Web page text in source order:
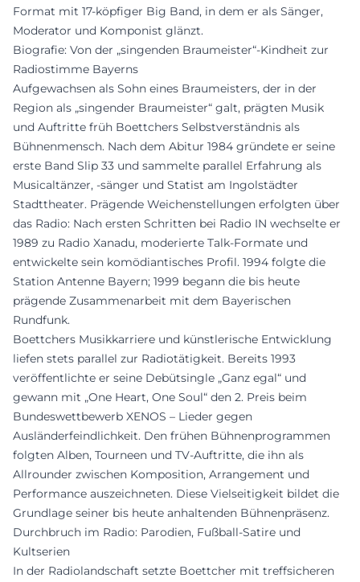
Format mit 17-köpfiger Big Band, in dem er als Sänger,
Moderator und Komponist glänzt.
Biografie: Von der „singenden Braumeister“-Kindheit zur
Radiostimme Bayerns
Aufgewachsen als Sohn eines Braumeisters, der in der
Region als „singender Braumeister“ galt, prägten Musik
und Auftritte früh Boettchers Selbstverständnis als
Bühnenmensch. Nach dem Abitur 1984 gründete er seine
erste Band Slip 33 und sammelte parallel Erfahrung als
Musicaltänzer, -sänger und Statist am Ingolstädter
Stadttheater. Prägende Weichenstellungen erfolgten über
das Radio: Nach ersten Schritten bei Radio IN wechselte er
1989 zu Radio Xanadu, moderierte Talk-Formate und
entwickelte sein komödiantisches Profil. 1994 folgte die
Station Antenne Bayern; 1999 begann die bis heute
prägende Zusammenarbeit mit dem Bayerischen
Rundfunk.
Boettchers Musikkarriere und künstlerische Entwicklung
liefen stets parallel zur Radiotätigkeit. Bereits 1993
veröffentlichte er seine Debütsingle „Ganz egal“ und
gewann mit „One Heart, One Soul“ den 2. Preis beim
Bundeswettbewerb XENOS – Lieder gegen
Ausländerfeindlichkeit. Den frühen Bühnenprogrammen
folgten Alben, Tourneen und TV-Auftritte, die ihn als
Allrounder zwischen Komposition, Arrangement und
Performance auszeichneten. Diese Vielseitigkeit bildet die
Grundlage seiner bis heute anhaltenden Bühnenpräsenz.
Durchbruch im Radio: Parodien, Fußball-Satire und
Kultserien
In der Radiolandschaft setzte Boettcher mit treffsicheren